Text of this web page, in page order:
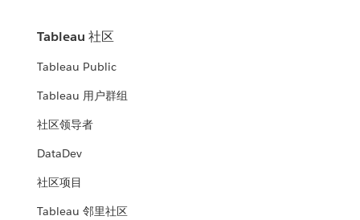
Tableau 社区
Tableau Public
Tableau 用户群组
社区领导者
DataDev
社区项目
Tableau 邻里社区